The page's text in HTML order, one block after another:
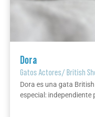
Dora
Gatos Actores/British
Dora es una gata
especial: independiente